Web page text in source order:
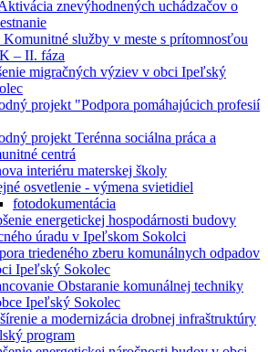
znevýhodnených uchádzačov o
služby v meste s prítomnosťou
– II. fáza
migračných výziev v obci Ipeľský
projekt "Podpora pomáhajúcich profesií
projekt Terénna sociálna práca a
centrá
interiéru materskej školy
osvetlenie - výmena svietidiel
fotodokumentácia
energetickej hospodárnosti budovy
úradu v Ipeľskom Sokolci
triedeného zberu komunálnych odpadov
Ipeľský Sokolec
Obstaranie komunálnej techniky
Ipeľský Sokolec
a modernizácia drobnej infraštruktúry
program